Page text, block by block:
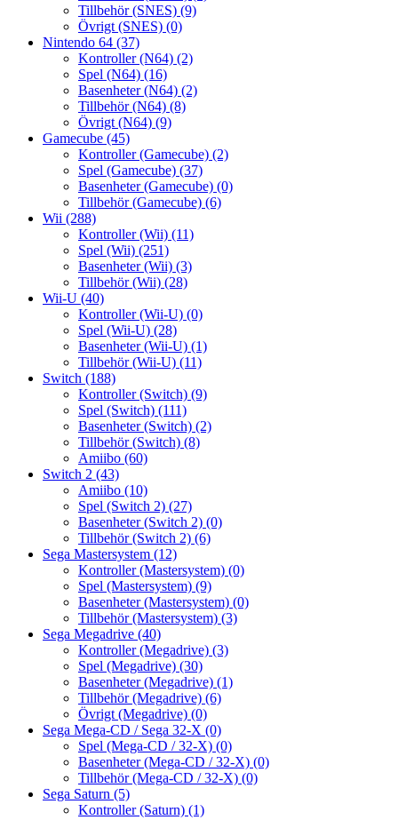
Tillbehör (SNES) (9)
Övrigt (SNES) (0)
Nintendo 64 (37)
Kontroller (N64) (2)
Spel (N64) (16)
Basenheter (N64) (2)
Tillbehör (N64) (8)
Övrigt (N64) (9)
Gamecube (45)
Kontroller (Gamecube) (2)
Spel (Gamecube) (37)
Basenheter (Gamecube) (0)
Tillbehör (Gamecube) (6)
Wii (288)
Kontroller (Wii) (11)
Spel (Wii) (251)
Basenheter (Wii) (3)
Tillbehör (Wii) (28)
Wii-U (40)
Kontroller (Wii-U) (0)
Spel (Wii-U) (28)
Basenheter (Wii-U) (1)
Tillbehör (Wii-U) (11)
Switch (188)
Kontroller (Switch) (9)
Spel (Switch) (111)
Basenheter (Switch) (2)
Tillbehör (Switch) (8)
Amiibo (60)
Switch 2 (43)
Amiibo (10)
Spel (Switch 2) (27)
Basenheter (Switch 2) (0)
Tillbehör (Switch 2) (6)
Sega Mastersystem (12)
Kontroller (Mastersystem) (0)
Spel (Mastersystem) (9)
Basenheter (Mastersystem) (0)
Tillbehör (Mastersystem) (3)
Sega Megadrive (40)
Kontroller (Megadrive) (3)
Spel (Megadrive) (30)
Basenheter (Megadrive) (1)
Tillbehör (Megadrive) (6)
Övrigt (Megadrive) (0)
Sega Mega-CD / Sega 32-X (0)
Spel (Mega-CD / 32-X) (0)
Basenheter (Mega-CD / 32-X) (0)
Tillbehör (Mega-CD / 32-X) (0)
Sega Saturn (5)
Kontroller (Saturn) (1)